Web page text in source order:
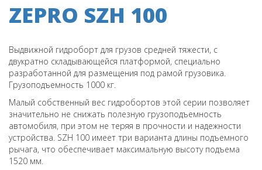
ZEPRO SZH 100
Выдвижной гидроборт для грузов средней тяжести, с
двукратно складывающейся платформой, специально
разработанной для размещения под рамой грузовика.
Грузоподъемность 1000 кг.
Малый собственный вес гидробортов этой серии позволяет
значительно не снижать полезную грузоподъемность
автомобиля, при этом не теряя в прочности и надежности
устройства. SZH 100 имеет три варианта длины подъемного
рычага, что обеспечивает максимальную высоту подъема
1520 мм.